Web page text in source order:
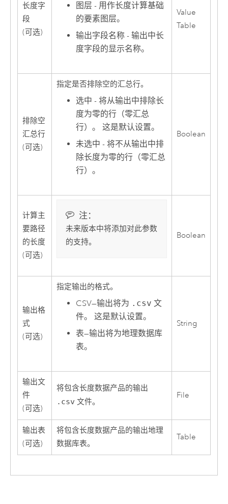
长度字
段
(可选)
图层 - 用作长度计算基础
的要素图层。
输出字段名称 - 输出中长
度字段的显示名称。
Value
Table
排除空
汇总行
(可选)
指定是否排除空的汇总行。
选中 - 将从输出中排除长
度为零的行（零汇总
行）。 这是默认设置。
未选中 - 将不从输出中排
除长度为零的行（零汇总
行）。
Boolean
计算主
要路径
的长度
(可选)
注：
未来版本中将添加对此参数
的支持。
Boolean
输出格
式
(可选)
指定输出的格式。
CSV—输出将为 .csv 文
件。 这是默认设置。
表—输出将为地理数据库
表。
String
输出文
件
(可选)
将包含长度数据产品的输出
.csv 文件。
File
输出表
(可选)
将包含长度数据产品的输出地理
数据库表。
Table